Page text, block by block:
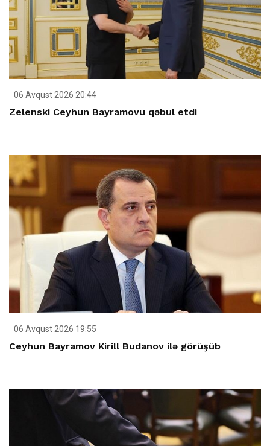
06 Avqust 2026 20:44
Zelenski Ceyhun Bayramovu qəbul etdi
06 Avqust 2026 19:55
Ceyhun Bayramov Kirill Budanov ilə görüşüb